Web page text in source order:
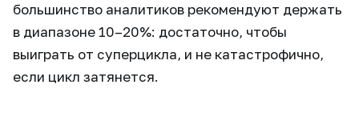
большинство аналитиков рекомендуют держать
в диапазоне 10–20%: достаточно, чтобы
выиграть от суперцикла, и не катастрофично,
если цикл затянется.